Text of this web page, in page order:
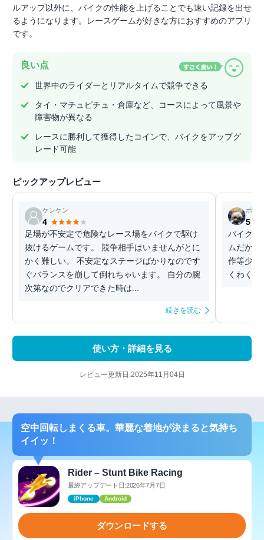
ルアップ以外に、バイクの性能を上げることでも速い記録を出せ
るようになります。レースゲームが好きな方におすすめのアプリ
です。
良い点
世界中のライダーとリアルタイムで競争できる
タイ・マチュピチュ・倉庫など、コースによって風景や
障害物が異なる
レースに勝利して獲得したコインで、バイクをアップグ
レード可能
ピックアップレビュー
ケンケン
4
足場が不安定で危険なレース場をバイクで駆け
抜けるゲームです。 競争相手はいませんがとに
かく難しい。 不安定なステージばかりなのです
ぐバランスを崩して倒れちゃいます。 自分の腕
次第なのでクリアできた時は...
続きを読む
ボム
5
バイクを
ムだか
作等少し
くわくで
使い方・詳細を見る
レビュー更新日:2025年11月04日
空中回転しまくる車。華麗な着地が決まると気持ち
イイッ！
Rider – Stunt Bike Racing
最終アップデート日:2026年7月7日
iPhone Android
ダウンロードする